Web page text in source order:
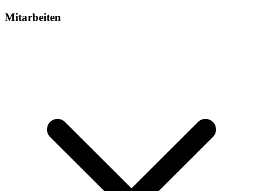
Mitarbeiten